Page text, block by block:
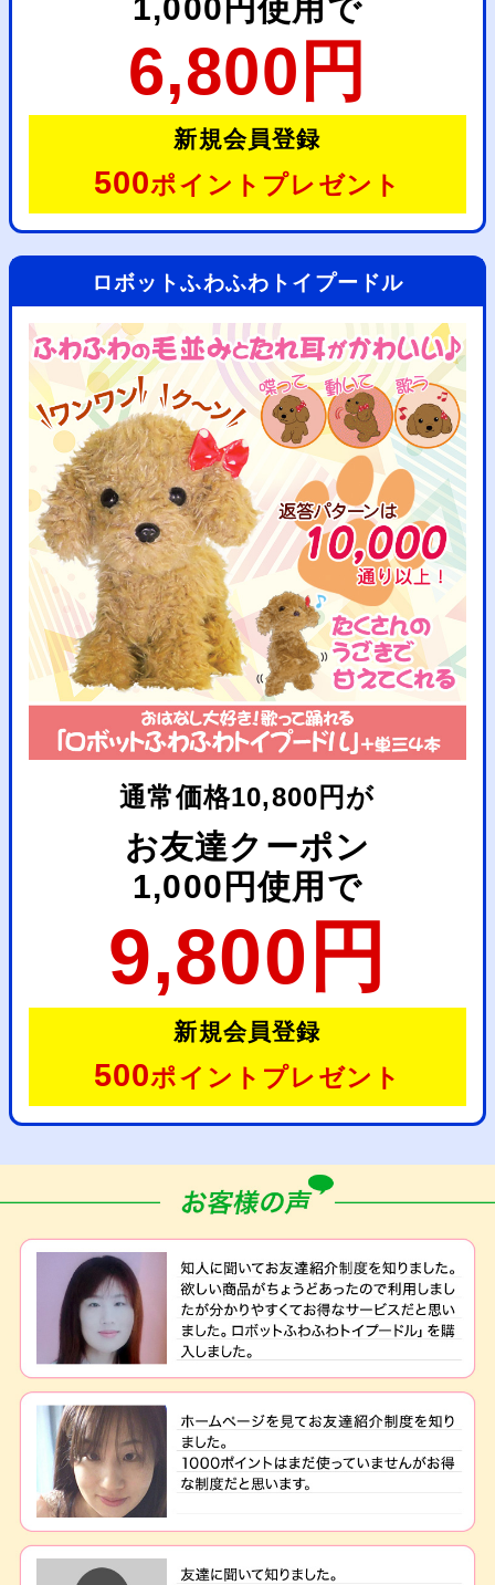
1,000円使用で
6,800円
新規会員登録
500ポイントプレゼント
ロボットふわふわトイプードル
通常価格10,800円が
お友達クーポン
1,000円使用で
9,800円
新規会員登録
500ポイントプレゼント